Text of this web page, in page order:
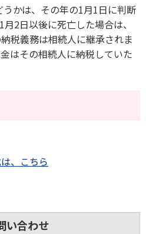
かは、その年の1月1日に判断
2日以後に死亡した場合は、
税義務は相続人に継承されま
はその相続人に納税していた
、こちら
い合わせ